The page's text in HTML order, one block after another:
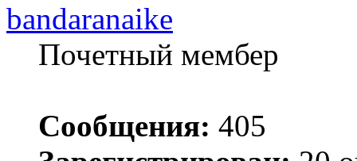
bandaranaike
Почетный мембер
Сообщения: 405